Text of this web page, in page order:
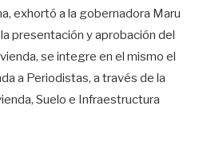
exhortó a la gobernadora Maru
presentación y aprobación del
se integre en el mismo el
a Periodistas, a través de la
Suelo e Infraestructura